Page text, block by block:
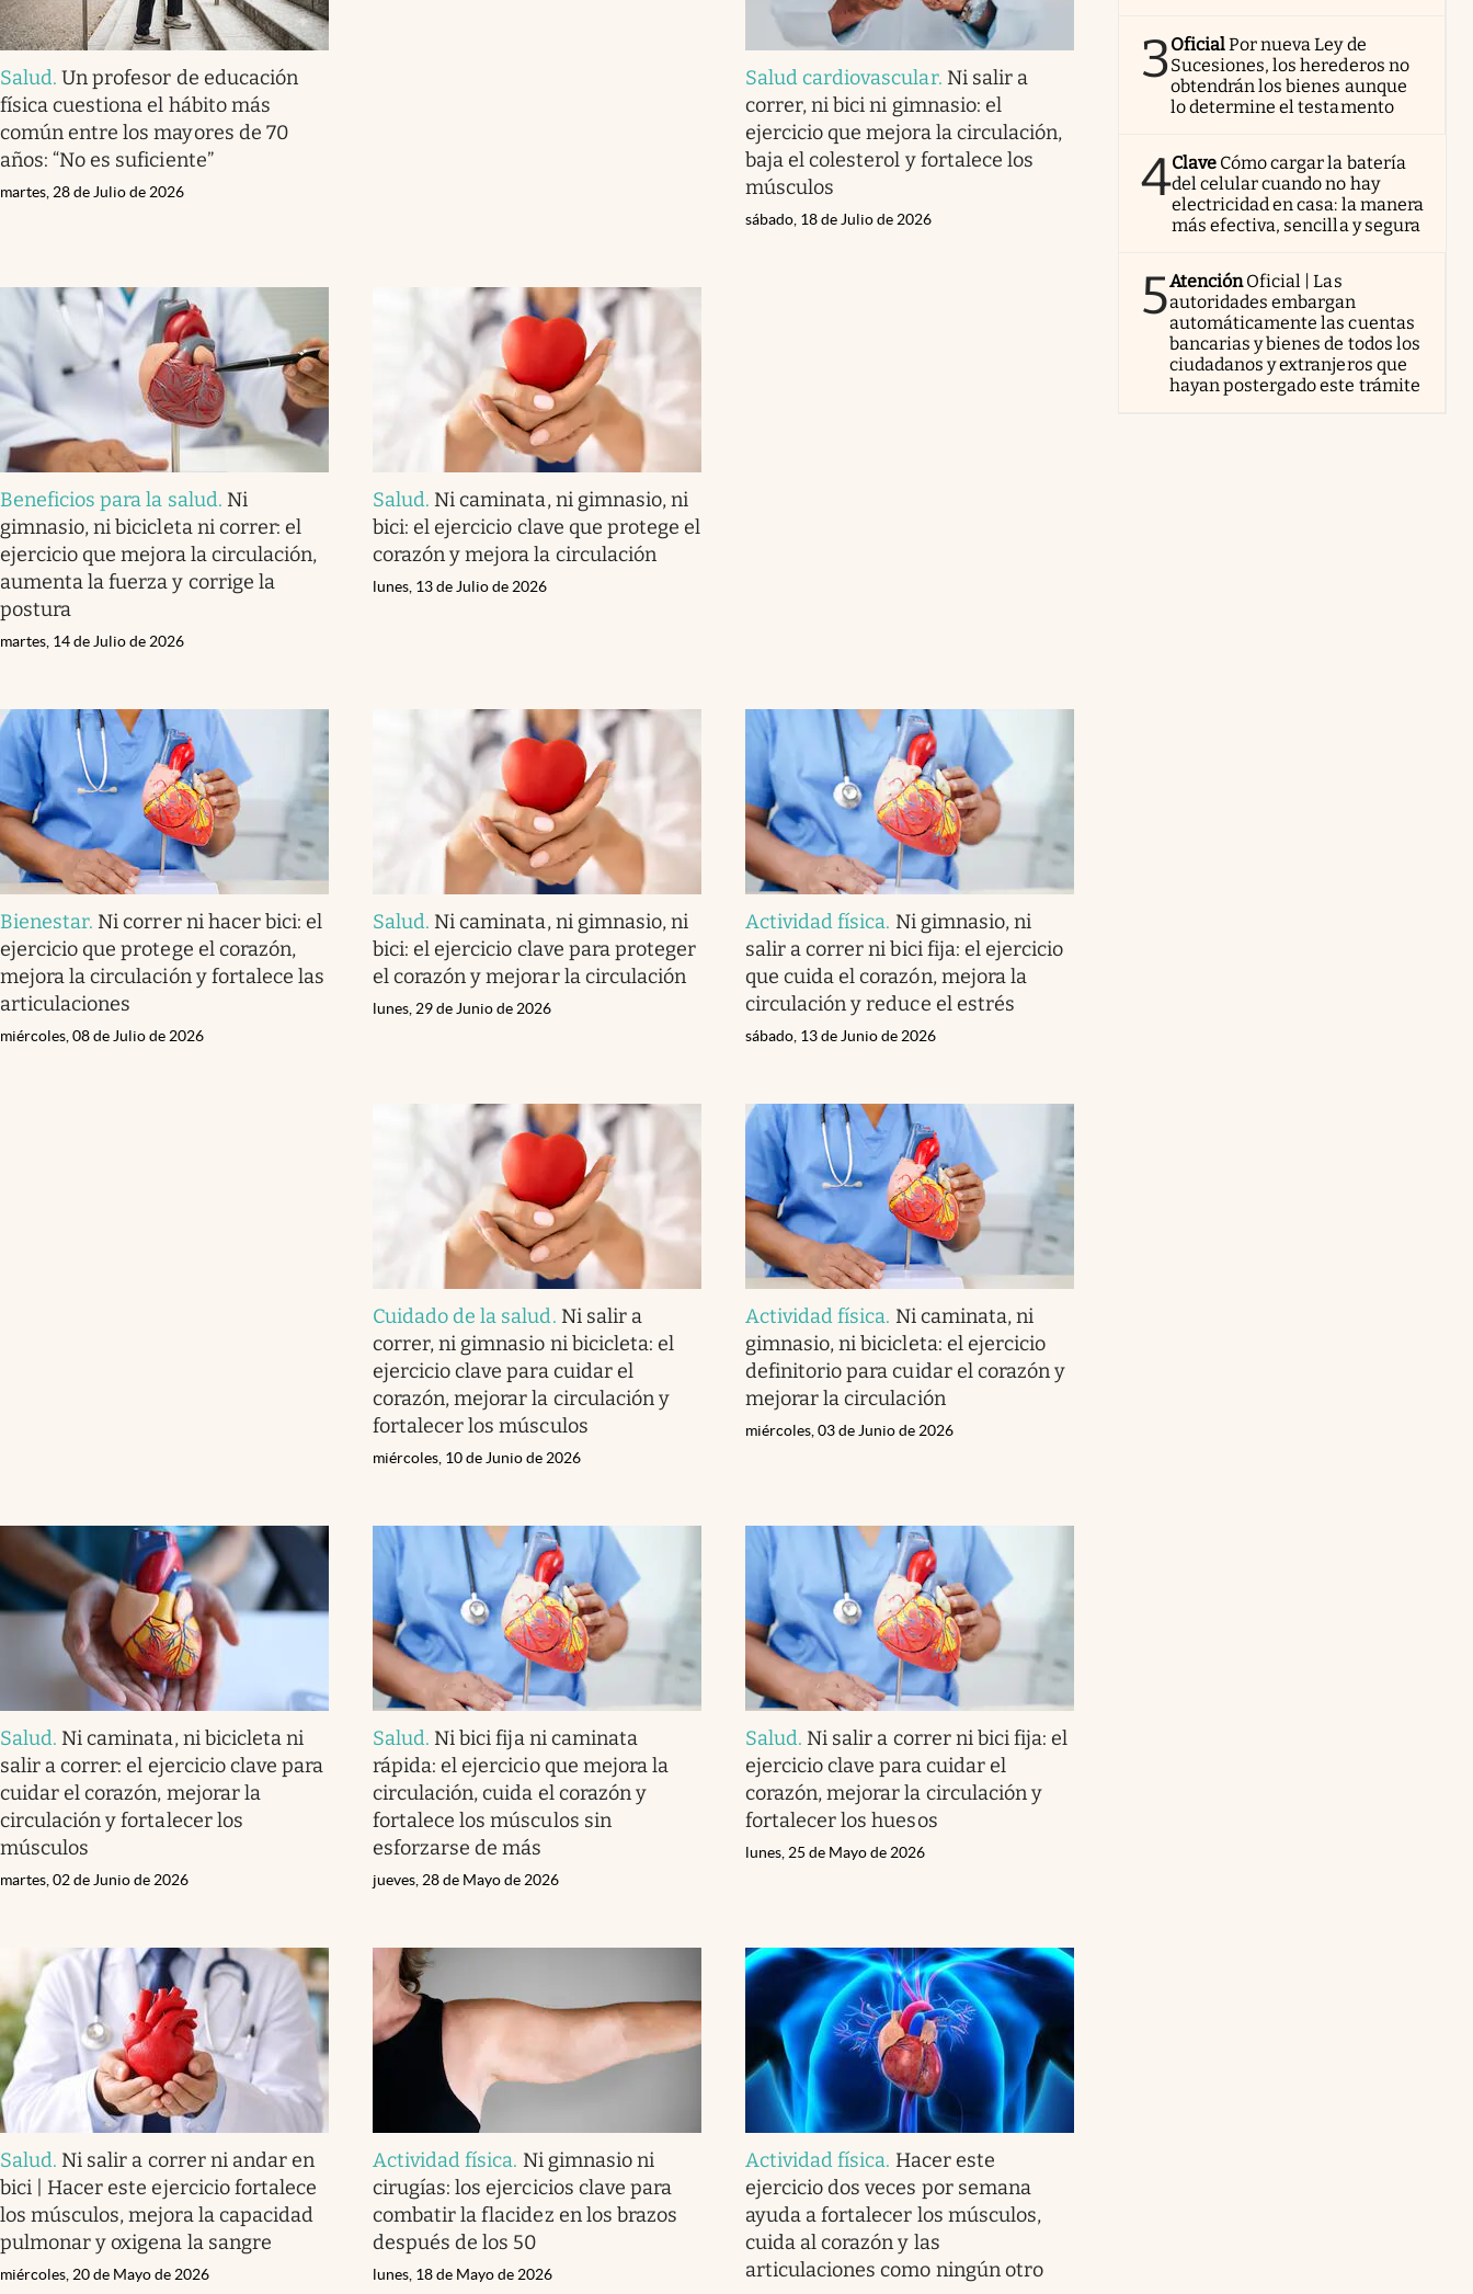
Salud.Un profesor de educación
física cuestiona el hábito más
común entre los mayores de 70
años: “No es suficiente”
martes, 28 de Julio de 2026
Salud cardiovascular. Ni salir a
correr, ni bici ni gimnasio: el
ejercicio que mejora la circulación,
baja el colesterol y fortalece los
músculos
sábado, 18 de Julio de 2026
Beneficios para la salud. Ni
gimnasio, ni bicicleta ni correr: el
ejercicio que mejora la circulación,
aumenta la fuerza y corrige la
postura
martes, 14 de Julio de 2026
Salud. Ni caminata, ni gimnasio, ni
bici: el ejercicio clave que protege el
corazón y mejora la circulación
lunes, 13 de Julio de 2026
Bienestar. Ni correr ni hacer bici: el
ejercicio que protege el corazón,
mejora la circulación y fortalece las
articulaciones
miércoles, 08 de Julio de 2026
Salud. Ni caminata, ni gimnasio, ni
bici: el ejercicio clave para proteger
el corazón y mejorar la circulación
lunes, 29 de Junio de 2026
Actividad física. Ni gimnasio, ni
salir a correr ni bici fija: el ejercicio
que cuida el corazón, mejora la
circulación y reduce el estrés
sábado, 13 de Junio de 2026
Cuidado de la salud. Ni salir a
correr, ni gimnasio ni bicicleta: el
ejercicio clave para cuidar el
corazón, mejorar la circulación y
fortalecer los músculos
miércoles, 10 de Junio de 2026
Actividad física. Ni caminata, ni
gimnasio, ni bicicleta: el ejercicio
definitorio para cuidar el corazón y
mejorar la circulación
miércoles, 03 de Junio de 2026
Salud. Ni caminata, ni bicicleta ni
salir a correr: el ejercicio clave para
cuidar el corazón, mejorar la
circulación y fortalecer los
músculos
martes, 02 de Junio de 2026
Salud. Ni bici fija ni caminata
rápida: el ejercicio que mejora la
circulación, cuida el corazón y
fortalece los músculos sin
esforzarse de más
jueves, 28 de Mayo de 2026
Salud. Ni salir a correr ni bici fija: el
ejercicio clave para cuidar el
corazón, mejorar la circulación y
fortalecer los huesos
lunes, 25 de Mayo de 2026
Salud. Ni salir a correr ni andar en
bici | Hacer este ejercicio fortalece
los músculos, mejora la capacidad
pulmonar y oxigena la sangre
miércoles, 20 de Mayo de 2026
Actividad física. Ni gimnasio ni
cirugías: los ejercicios clave para
combatir la flacidez en los brazos
después de los 50
lunes, 18 de Mayo de 2026
Actividad física. Hacer este
ejercicio dos veces por semana
ayuda a fortalecer los músculos,
cuida al corazón y las
articulaciones como ningún otro
3OficialPor nueva Ley de
Sucesiones, los herederos no
obtendrán los bienes aunque
lo determine el testamento
4Clave Cómo cargar la batería
del celular cuando no hay
electricidad en casa: la manera
más efectiva, sencilla y segura
5AtenciónOficial | Las
autoridades embargan
automáticamente las cuentas
bancarias y bienes de todos los
ciudadanos y extranjeros que
hayan postergado este trámite